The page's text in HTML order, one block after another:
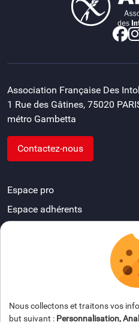
Association Française Des
1 Rue des Gâtines, 75020
métro Gambetta
Contactez-nous
Espace pro
Espace adhérents
Nous collectons et traitons vos
but suivant : Personnalisation,